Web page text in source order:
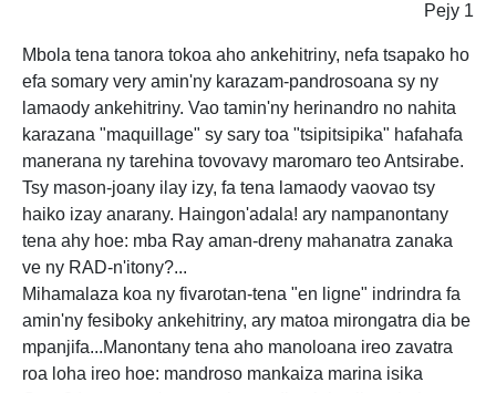
Pejy 1
Mbola tena tanora tokoa aho ankehitriny, nefa tsapako ho
efa somary very amin'ny karazam-pandrosoana sy ny
lamaody ankehitriny. Vao tamin'ny herinandro no nahita
karazana "maquillage" sy sary toa "tsipitsipika" hafahafa
manerana ny tarehina tovovavy maromaro teo Antsirabe.
Tsy mason-joany ilay izy, fa tena lamaody vaovao tsy
haiko izay anarany. Haingon'adala! ary nampanontany
tena ahy hoe: mba Ray aman-dreny mahanatra zanaka
ve ny RAD-n'itony?...
Mihamalaza koa ny fivarotan-tena "en ligne" indrindra fa
amin'ny fesiboky ankehitriny, ary matoa mirongatra dia be
mpanjifa...Manontany tena aho manoloana ireo zavatra
roa loha ireo hoe: mandroso mankaiza marina isika